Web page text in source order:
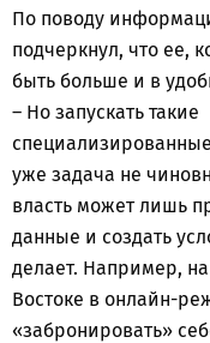
По поводу
подчеркнул, что ее,
быть больше и в
– Но запускать такие
уже задача не
власть может лишь
данные и создать
делает. Например,
Востоке в онлайн-
«забронировать»